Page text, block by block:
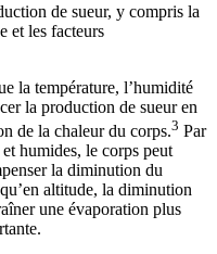
de sueur, y compris la
et les facteurs
la température, l’humidité
la production de sueur en
de la chaleur du corps.3 Par
humides, le corps peut
la diminution du
altitude, la diminution
une évaporation plus